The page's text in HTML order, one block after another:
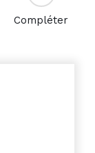
Compléter